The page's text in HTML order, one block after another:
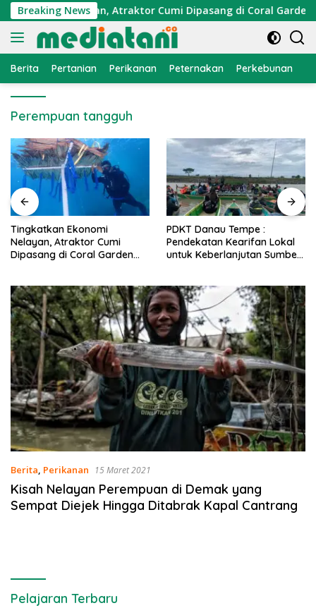
Langsung
ke
konten
Breaking News
Nelayan, Atraktor Cumi Dipasang di Coral Garden
Berita Pertanian Perikanan Peternakan Perkebunan
Perempuan tangguh
PDKT Danau Tempe :
Pendekatan Kearifan Lokal
untuk Keberlanjutan Sumber
Cara Mengatasi Penyakit
PMK pada Sapi Perah
Alami dan Medis
Berita, Perikanan 15 Maret 2021
Kisah Nelayan Perempuan di Demak yang
Sempat Diejek Hingga Ditabrak Kapal Cantrang
Pelajaran Terbaru